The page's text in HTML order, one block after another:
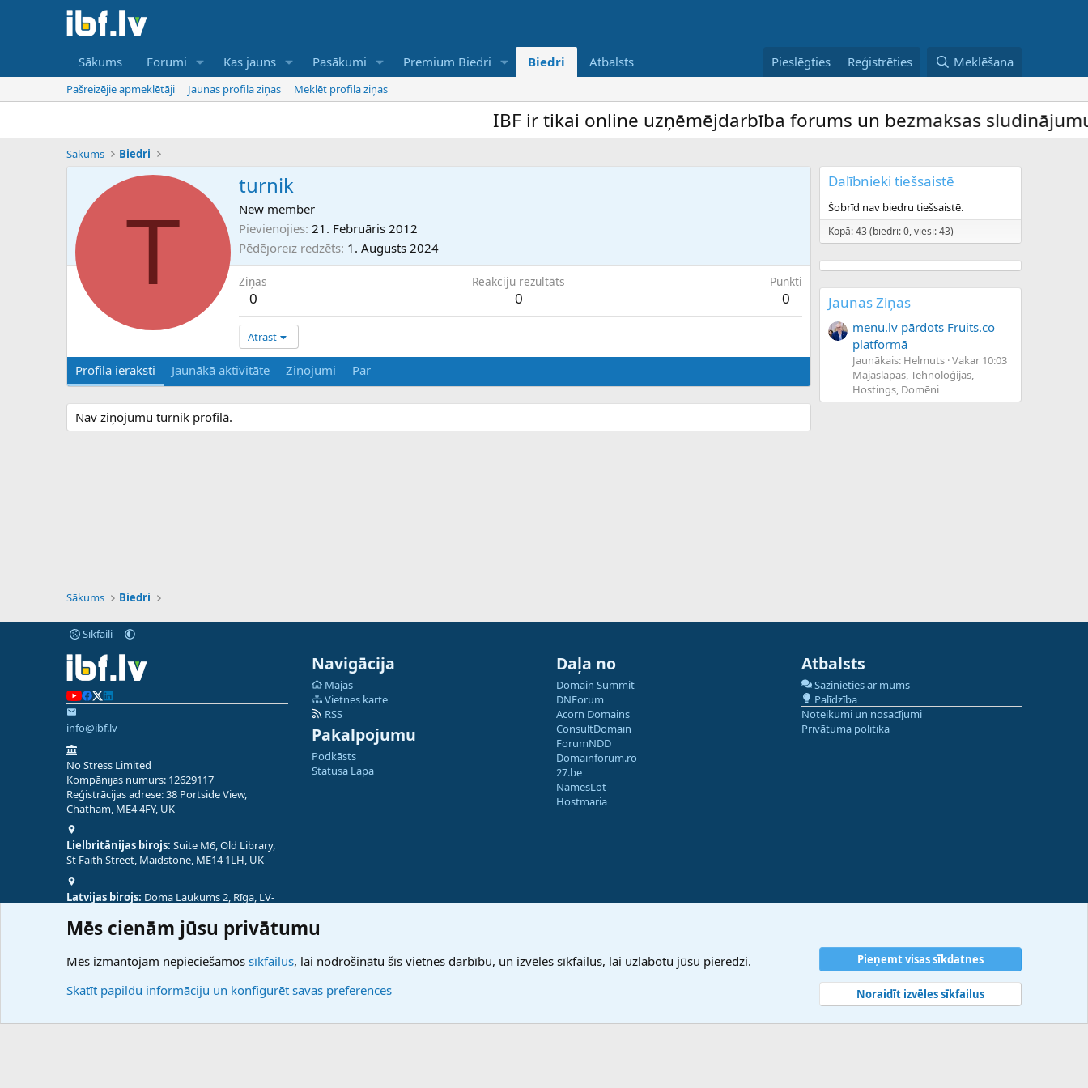
Sākums Forumi Kas jauns Pasākumi Premium Biedri Biedri Atbalsts Pieslēgties Reģistrēties Meklēšana
Pašreizējie apmeklētāji Jaunas profila ziņas Meklēt profila ziņas
IBF ir tikai online uzņēmējdarbība forums un bezmaksas sludinājumu
Sākums Biedri
T
turnik
New member
Pievienojies 21. Februāris 2012
Pēdējoreiz redzēts 1. Augusts 2024
Ziņas
0
Reakciju rezultāts
0
Punkti
0
Atrast
Profila ieraksti Jaunākā aktivitāte Ziņojumi Par
Nav ziņojumu turnik profilā.
Dalībnieki tiešsaistē
Šobrīd nav biedru tiešsaistē.
Kopā: 43 (biedri: 0, viesi: 43)
Jaunas Ziņas
menu.lv pārdots Fruits.co
platformā
Jaunākais: Helmuts Vakar 10:03
Mājaslapas, Tehnoloģijas,
Hostings, Domēni
Sākums Biedri
Sīkfaili
info@ibf.lv
No Stress Limited
Kompānijas numurs: 12629117
Reģistrācijas adrese: 38 Portside View,
Chatham, ME4 4FY, UK
Lielbritānijas birojs: Suite M6, Old Library,
St Faith Street, Maidstone, ME14 1LH, UK
Latvijas birojs: Doma Laukums 2, Rīga, LV-
Navigācija
Mājas
Vietnes karte
RSS
Pakalpojumu
Podkāsts
Statusa Lapa
Daļa no
Domain Summit
DNForum
Acorn Domains
ConsultDomain
ForumNDD
Domainforum.ro
27.be
NamesLot
Hostmaria
Atbalsts
Sazinieties ar mums
Palīdzība
Noteikumi un nosacījumi
Privātuma politika
Mēs cienām jūsu privātumu
Mēs izmantojam nepieciešamos sīkfailus, lai nodrošinātu šīs vietnes darbību, un izvēles sīkfailus, lai uzlabotu jūsu pieredzi.
Skatīt papildu informāciju un konfigurēt savas preferences
Pieņemt visas sīkdatnes
Noraidīt izvēles sīkfailus